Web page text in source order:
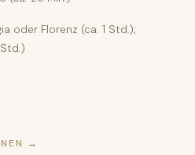
oder Florenz (ca. 1 Std.);
→